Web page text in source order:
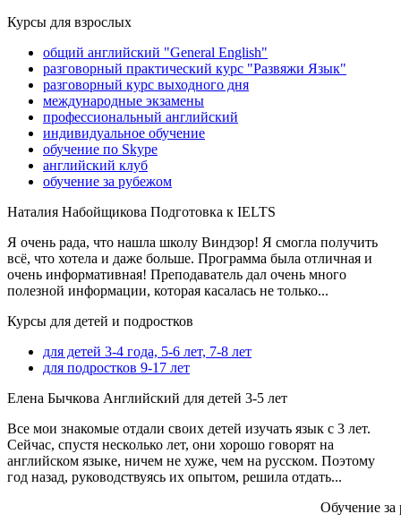
Курсы для взрослых
общий английский "General English"
разговорный практический курс "Развяжи Язык"
разговорный курс выходного дня
международные экзамены
профессиональный английский
индивидуальное обучение
обучение по Skype
английский клуб
обучение за рубежом
Наталия Набойщикова Подготовка к IELTS
Я очень рада, что нашла школу Виндзор! Я смогла получить
всё, что хотела и даже больше. Программа была отличная и
очень информативная! Преподаватель дал очень много
полезной информации, которая касалась не только...
Курсы для детей и подростков
для детей 3-4 года, 5-6 лет, 7-8 лет
для подростков 9-17 лет
Елена Бычкова Английский для детей 3-5 лет
Все мои знакомые отдали своих детей изучать язык с 3 лет.
Сейчас, спустя несколько лет, они хорошо говорят на
английском языке, ничем не хуже, чем на русском. Поэтому
год назад, руководствуясь их опытом, решила отдать...
Обучение